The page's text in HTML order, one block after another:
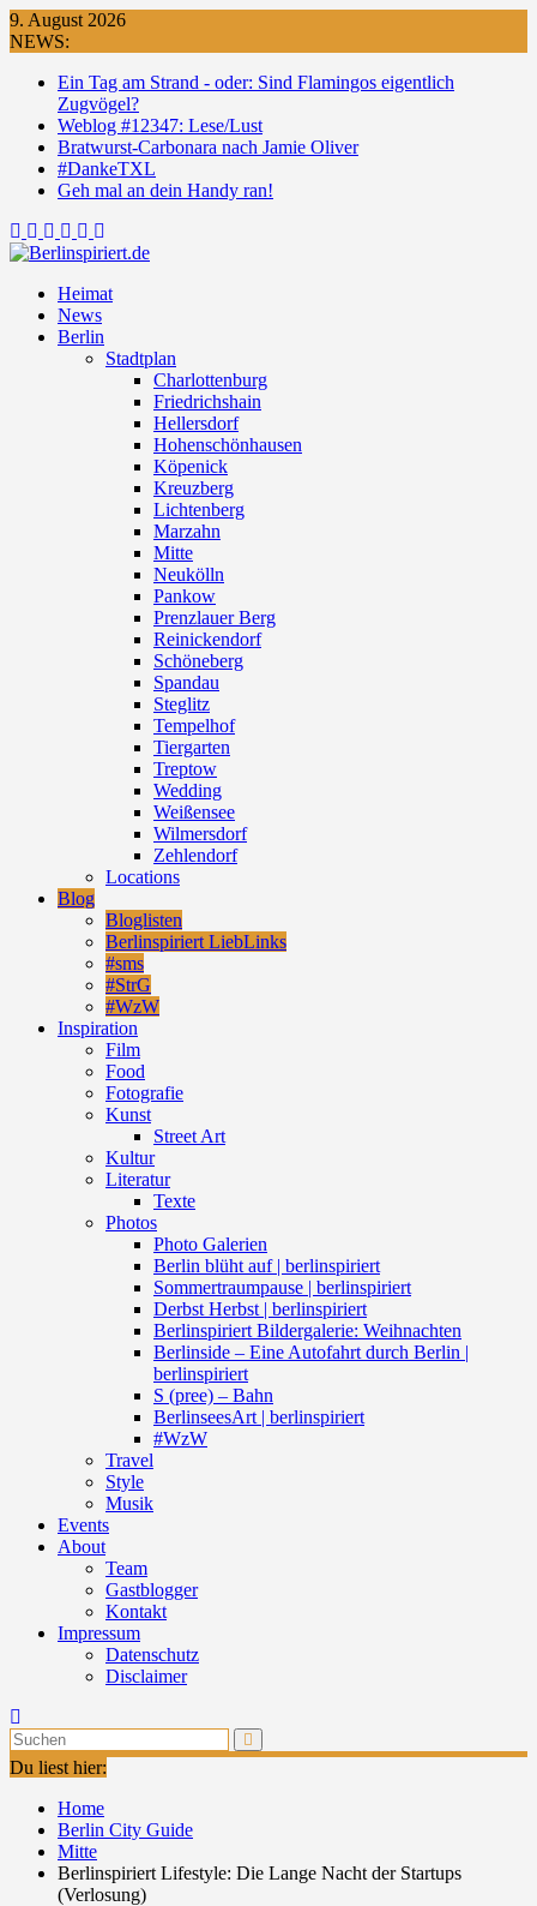
Skip
to
9. August 2026
NEWS:
Ein Tag am Strand - oder: Sind Flamingos eigentlich
Zugvögel?
Weblog #12347: Lese/Lust
Bratwurst-Carbonara nach Jamie Oliver
#DankeTXL
Geh mal an dein Handy ran!
Heimat
News
Berlin
Stadtplan
Charlottenburg
Friedrichshain
Hellersdorf
Hohenschönhausen
Köpenick
Kreuzberg
Lichtenberg
Marzahn
Mitte
Neukölln
Pankow
Prenzlauer Berg
Reinickendorf
Schöneberg
Spandau
Steglitz
Tempelhof
Tiergarten
Treptow
Wedding
Weißensee
Wilmersdorf
Zehlendorf
Locations
Blog
Bloglisten
Berlinspiriert LiebLinks
#sms
#StrG
#WzW
Inspiration
Film
Food
Fotografie
Kunst
Street Art
Kultur
Literatur
Texte
Photos
Photo Galerien
Berlin blüht auf | berlinspiriert
Sommertraumpause | berlinspiriert
Derbst Herbst | berlinspiriert
Berlinspiriert Bildergalerie: Weihnachten
Berlinside – Eine Autofahrt durch Berlin |
berlinspiriert
S (pree) – Bahn
BerlinseesArt | berlinspiriert
#WzW
Travel
Style
Musik
Events
About
Team
Gastblogger
Kontakt
Impressum
Datenschutz
Disclaimer
Du liest hier:
Home
Berlin City Guide
Mitte
Berlinspiriert Lifestyle: Die Lange Nacht der Startups
(Verlosung)